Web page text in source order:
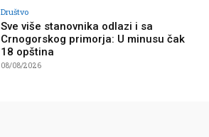
Društvo
Sve više stanovnika odlazi i sa
Crnogorskog primorja: U minusu čak
18 opština
08/08/2026